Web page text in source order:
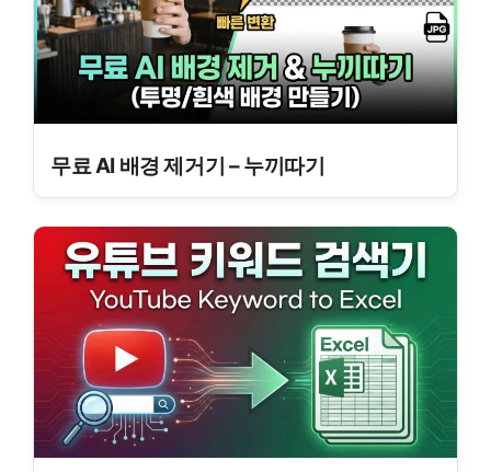
무료 AI 배경 제거기 – 누끼따기